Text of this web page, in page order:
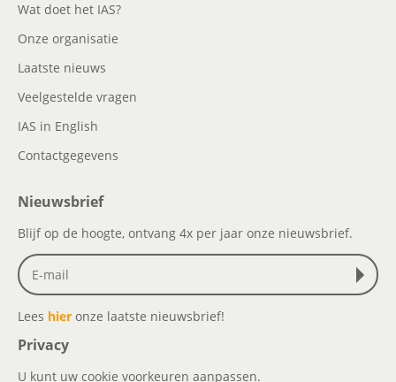
Wat doet het IAS?
Onze organisatie
Laatste nieuws
Veelgestelde vragen
IAS in English
Contactgegevens
Nieuwsbrief
Blijf op de hoogte, ontvang 4x per jaar onze nieuwsbrief.
Lees hier onze laatste nieuwsbrief!
Privacy
U kunt uw cookie voorkeuren aanpassen.